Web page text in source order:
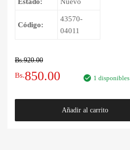
Código:
43570-
04011
Bs.920.00
El
precio
original
Bs.850.00
precio
actual
1 disponibles
Añadir al carrito